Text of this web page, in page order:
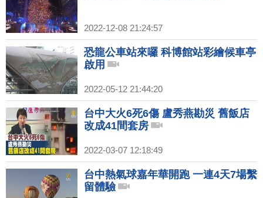
2022-12-08 21:24:57
恐龍公車站來囉 科博館站彩繪候車亭
啟用
2022-05-12 21:44:20
台中大火6死6傷 盧秀燕勘災 舊飯店
改成41間套房
2022-03-07 12:18:49
台中熱氣球嘉年華開跑 一連4天7場繫
留體驗